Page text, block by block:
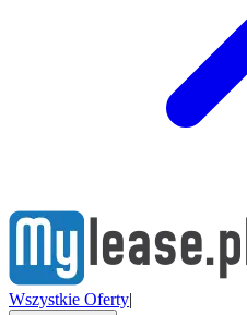
Wszystkie Oferty|